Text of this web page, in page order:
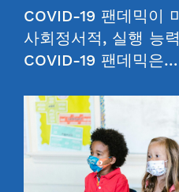
COVID-19 팬데믹이
사회정서적, 실행 능
COVID-19 팬데믹은…